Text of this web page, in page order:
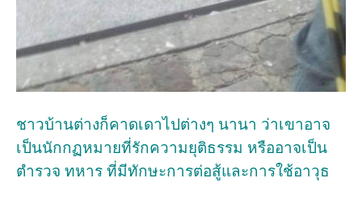
ชาวบ้านต่างก็คาดเดาไปต่างๆ นานา ว่าเขาอาจ
เป็นนักกฏหมายที่รักความยุติธรรม หรืออาจเป็น
ตำรวจ ทหาร ที่มีทักษะการต่อสู้และการใช้อาวุธ